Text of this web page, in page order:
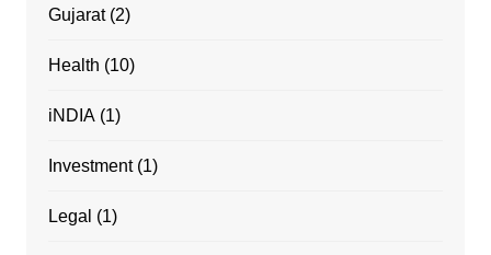
Gujarat(2)
Health (10)
iNDIA(1)
Investment(1)
Legal (1)